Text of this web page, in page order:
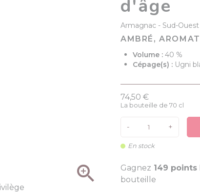

d'âge
Armagnac Sud-Ouest
AMBRÉ,
Volume : 40 %
Cépage(s) : Ugni
74,50 €
La bouteille de 70 cl
- +
En stock
Gagnez 149 points
bouteille